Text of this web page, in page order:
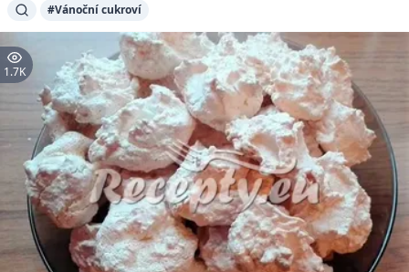
#Vánoční cukroví
1.7K